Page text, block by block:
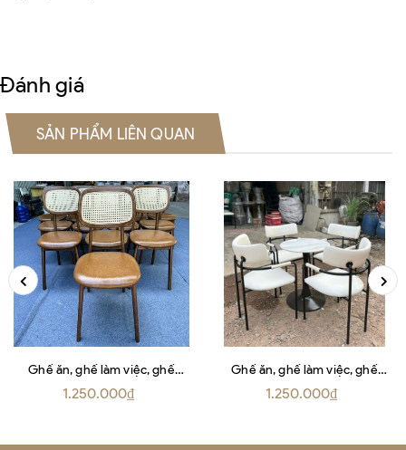
Đánh giá
SẢN PHẨM LIÊN QUAN
Ghế ăn, ghế làm việc, ghế
coffe Ponny tựa mây
1.250.000₫
Ghế ăn, ghế làm việc, ghế
bành Bancai
1.250.000₫